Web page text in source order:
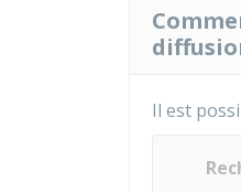
Il est